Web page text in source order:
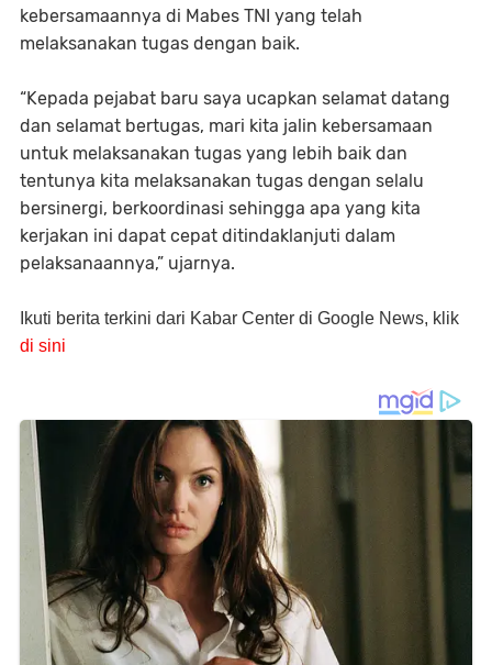
kebersamaannya di Mabes TNI yang telah
melaksanakan tugas dengan baik.
“Kepada pejabat baru saya ucapkan selamat datang
dan selamat bertugas, mari kita jalin kebersamaan
untuk melaksanakan tugas yang lebih baik dan
tentunya kita melaksanakan tugas dengan selalu
bersinergi, berkoordinasi sehingga apa yang kita
kerjakan ini dapat cepat ditindaklanjuti dalam
pelaksanaannya,” ujarnya.
Ikuti berita terkini dari Kabar Center di Google News, klik
di sini